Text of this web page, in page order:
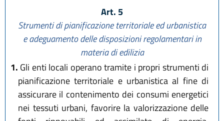
Art. 5
Strumenti di pianificazione territoriale ed urbanistica
e adeguamento delle disposizioni regolamentari in
materia di edilizia
1. Gli enti locali operano tramite i propri strumenti di
pianificazione territoriale e urbanistica al fine di
assicurare il contenimento dei consumi energetici
nei tessuti urbani, favorire la valorizzazione delle